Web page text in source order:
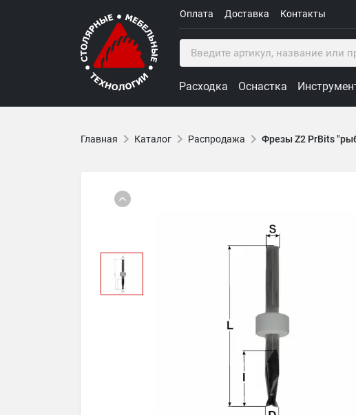
Оплата Доставка Контакты
Расходка Оснастка
Главная Каталог Распродажа Фрезы Z2 PrBits